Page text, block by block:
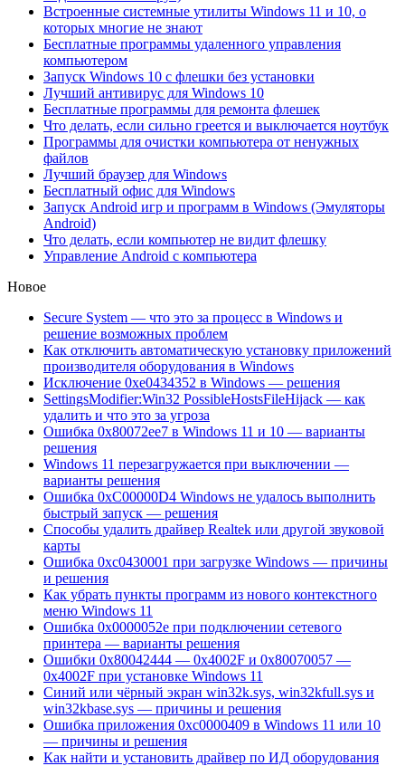
Встроенные системные утилиты Windows 11 и 10, о
которых многие не знают
Бесплатные программы удаленного управления
компьютером
Запуск Windows 10 с флешки без установки
Лучший антивирус для Windows 10
Бесплатные программы для ремонта флешек
Что делать, если сильно греется и выключается ноутбук
Программы для очистки компьютера от ненужных
файлов
Лучший браузер для Windows
Бесплатный офис для Windows
Запуск Android игр и программ в Windows (Эмуляторы
Android)
Что делать, если компьютер не видит флешку
Управление Android с компьютера
Новое
Secure System — что это за процесс в Windows и
решение возможных проблем
Как отключить автоматическую установку приложений
производителя оборудования в Windows
Исключение 0xe0434352 в Windows — решения
SettingsModifier:Win32 PossibleHostsFileHijack — как
удалить и что это за угроза
Ошибка 0x80072ee7 в Windows 11 и 10 — варианты
решения
Windows 11 перезагружается при выключении —
варианты решения
Ошибка 0xC00000D4 Windows не удалось выполнить
быстрый запуск — решения
Способы удалить драйвер Realtek или другой звуковой
карты
Ошибка 0xc0430001 при загрузке Windows — причины
и решения
Как убрать пункты программ из нового контекстного
меню Windows 11
Ошибка 0x0000052e при подключении сетевого
принтера — варианты решения
Ошибки 0x80042444 — 0x4002F и 0x80070057 —
0x4002F при установке Windows 11
Синий или чёрный экран win32k.sys, win32kfull.sys и
win32kbase.sys — причины и решения
Ошибка приложения 0xc0000409 в Windows 11 или 10
— причины и решения
Как найти и установить драйвер по ИД оборудования